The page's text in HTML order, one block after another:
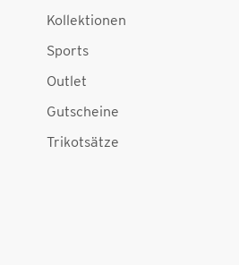
Kollektionen
Sports
Outlet
Gutscheine
Trikotsätze